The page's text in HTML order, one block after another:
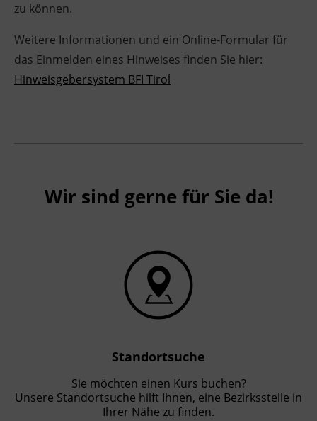
Akademisches Studienzentrum
BFI Schwaz
zu können.
Weitere Informationen und ein Online-Formular für
das Einmelden eines Hinweises finden Sie hier:
Hinweisgebersystem BFI Tirol
Wir sind gerne für Sie da!
Standortsuche
Sie möchten einen Kurs buchen?
Unsere Standortsuche hilft Ihnen, eine Bezirksstelle in
Ihrer Nähe zu finden.